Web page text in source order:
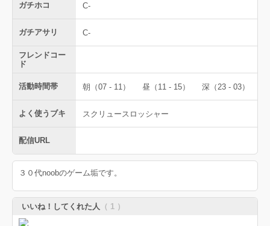
ガチホコ C-
ガチアサリ C-
フレンドコー
ド
活動時間帯 朝（07 - 11） 昼（11 - 15） 深（23 - 03）
よく使うブキ スクリュースロッシャー
配信URL
３０代noobのゲーム垢です。
いいね！してくれた人 （ 1 ）